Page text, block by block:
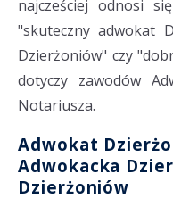
najcześciej odnosi
"skuteczny adwokat
Dzierżoniów" czy
dotyczy zawodów
Notariusza.
Adwokat
Adwokacka
Dzierżoniów